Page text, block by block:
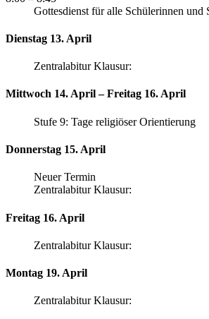
Gottesdienst für alle Schülerinnen und
Dienstag 13. April
Zentralabitur Klausur:
Mittwoch 14. April – Freitag 16. April
Stufe 9: Tage religiöser Orientierung
Donnerstag 15. April
Neuer Termin
Zentralabitur Klausur:
Freitag 16. April
Zentralabitur Klausur:
Montag 19. April
Zentralabitur Klausur: